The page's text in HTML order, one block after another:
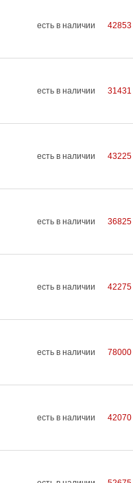
есть в наличии 42853
есть в наличии 31431
есть в наличии 43225
есть в наличии 36825
есть в наличии 42275
есть в наличии 78000
есть в наличии 42070